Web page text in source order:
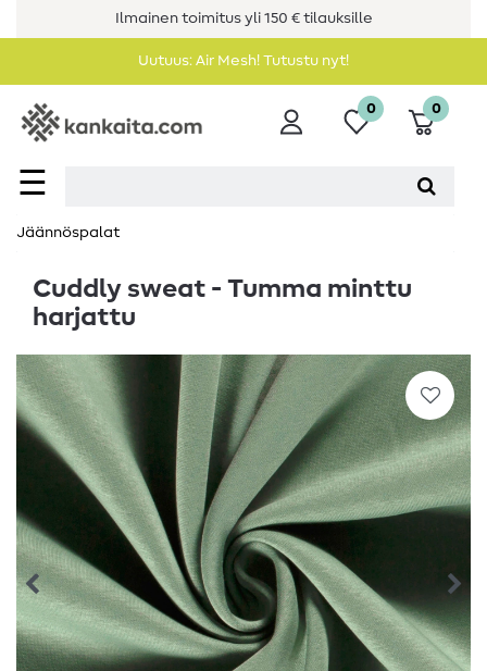
Ilmainen toimitus yli 150 € tilauksille
Uutuus: Air Mesh! Tutustu nyt!
☰
0 0
Jäännöspalat
Cuddly sweat - Tumma minttu
harjattu